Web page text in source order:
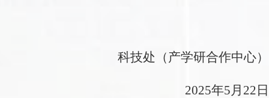
科技处（产学研合作中心）
2025年5月22日